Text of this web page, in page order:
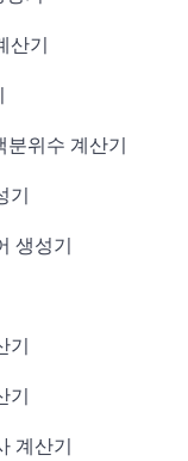
산기
분위수 계산기
기
생성기
기
기
계산기